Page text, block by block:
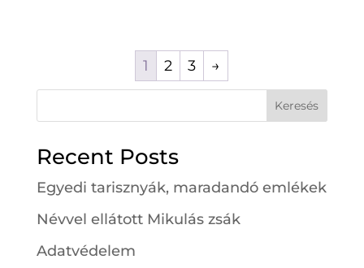
1 2 3 →
Keresés
Recent Posts
Egyedi tarisznyák, maradandó emlékek
Névvel ellátott Mikulás zsák
Adatvédelem